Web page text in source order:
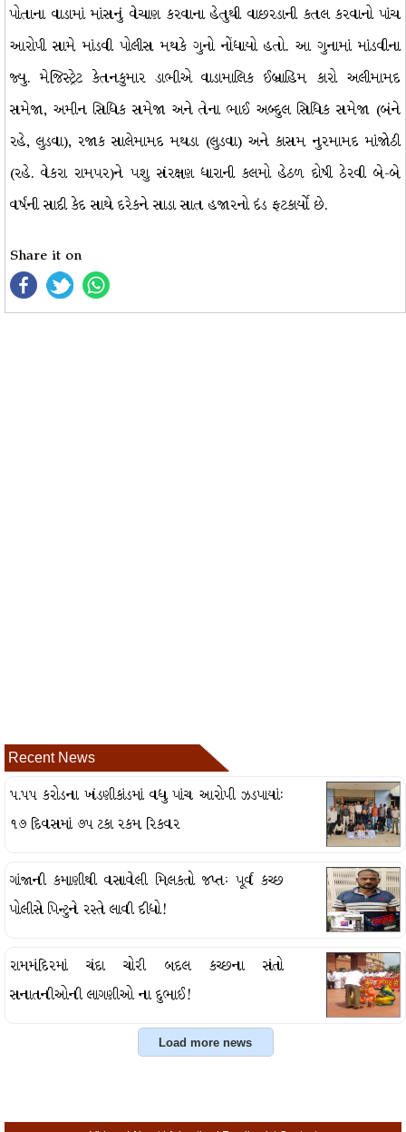
પોતાના વાડામાં માંસનું વેચાણ કરવાના હેતુથી વાછરડાની કતલ કરવાનો પાંચ
આરોપી સામે માંડવી પોલીસ મથકે ગુનો નોંધાયો હતો. આ ગુનામાં માંડવીના
જ્યુ. મેજિસ્ટ્રેટ કેતનકુમાર ડાભીએ વાડામાલિક ઈબ્રાહિમ કારો અલીમામદ
સમેજા, અમીન સિધિક સમેજા અને તેના ભાઈ અબ્દુલ સિધિક સમેજા (બંને
રહે, લુડવા), રજાક સાલેમામદ મથડા (લુડવા) અને કાસમ નુરમામદ માંજોઠી
(રહે. વેકરા રામપર)ને પશુ સંરક્ષણ ધારાની કલમો હેઠળ દોષી ઠેરવી બે-બે
વર્ષની સાદી કેદ સાથે દરેકને સાડા સાત હજારનો દંડ ફટકાર્યો છે.
Share it on
Recent News
૫.૫૫ કરોડના ખંડણીકાંડમાં વધુ પાંચ આરોપી ઝડપાયાં:
૧૭ દિવસમાં ૭૫ ટકા રકમ રિકવર
ગાંજાની કમાણીથી વસાવેલી મિલકતો જપ્તઃ પૂર્વ કચ્છ
પોલીસે પિન્ટુને રસ્તે લાવી દીધો!
રામમંદિરમાં ચંદા ચોરી બદલ કચ્છના સંતો
સનાતનીઓની લાગણીઓ ના દુભાઈ!